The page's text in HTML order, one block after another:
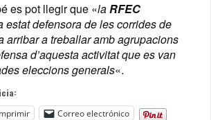
es pot llegir que «laRFEC
estat defensora de les corrides de
arribar a treballar amb agrupacions
d’aquesta activitat que es van
eleccions generals«.
Correo electrónico